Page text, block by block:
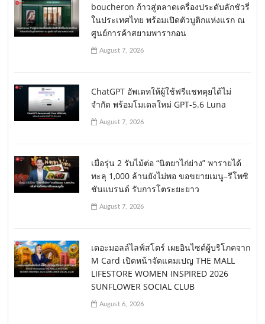
boucheron ก้าวสู่ตลาดเครื่องประดับลักชัวรี่
ในประเทศไทย พร้อมเปิดตัวบูติกแห่งแรก ณ
ศูนย์การค้าสยามพารากอน
August 7, 2026
ChatGPT อัพเดทให้ผู้ใช้ฟรีแชทคุยได้ไม่
จำกัด พร้อมโมเดลใหม่ GPT-5.6 Luna
August 7, 2026
เมื่อรุ่น 2 รับไม้ต่อ “นิตยาไก่ย่าง” พารายได้
ทะลุ 1,000 ล้านยังไม่พอ ขอขยายเมนู–รีโพซิ
ชันแบรนด์ รับการโตระยะยาว
August 7, 2026
เดอะมอลล์ไลฟ์สโตร์ เผยอินไซต์ผู้บริโภคจาก
M Card เปิดหน้าจัดแคมเปญ THE MALL
LIFESTORE WOMEN INSPIRED 2026
SUNFLOWER SOCIAL CLUB
August 6, 2026